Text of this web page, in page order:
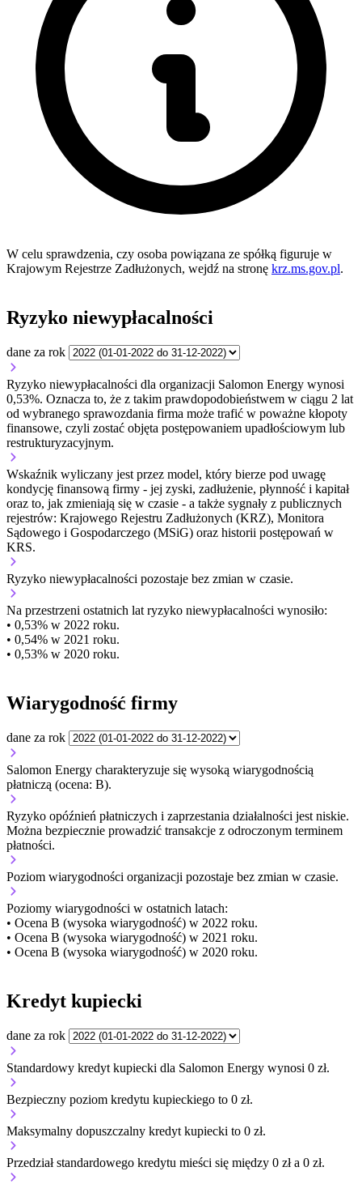
W celu sprawdzenia, czy osoba powiązana ze spółką figuruje w
Krajowym Rejestrze Zadłużonych, wejdź na stronę krz.ms.gov.pl.
Ryzyko niewypłacalności
dane za rok
Ryzyko niewypłacalności dla organizacji Salomon Energy wynosi
0,53%. Oznacza to, że z takim prawdopodobieństwem w ciągu 2 lat
od wybranego sprawozdania firma może trafić w poważne kłopoty
finansowe, czyli zostać objęta postępowaniem upadłościowym lub
restrukturyzacyjnym.
Wskaźnik wyliczany jest przez model, który bierze pod uwagę
kondycję finansową firmy - jej zyski, zadłużenie, płynność i kapitał
oraz to, jak zmieniają się w czasie - a także sygnały z publicznych
rejestrów: Krajowego Rejestru Zadłużonych (KRZ), Monitora
Sądowego i Gospodarczego (MSiG) oraz historii postępowań w
KRS.
Ryzyko niewypłacalności pozostaje bez zmian w czasie.
Na przestrzeni ostatnich lat ryzyko niewypłacalności wynosiło:
• 0,53% w 2022 roku.
• 0,54% w 2021 roku.
• 0,53% w 2020 roku.
Wiarygodność firmy
dane za rok
Salomon Energy charakteryzuje się wysoką wiarygodnością
płatniczą (ocena: B).
Ryzyko opóźnień płatniczych i zaprzestania działalności jest niskie.
Można bezpiecznie prowadzić transakcje z odroczonym terminem
płatności.
Poziom wiarygodności organizacji pozostaje bez zmian w czasie.
Poziomy wiarygodności w ostatnich latach:
• Ocena B (wysoka wiarygodność) w 2022 roku.
• Ocena B (wysoka wiarygodność) w 2021 roku.
• Ocena B (wysoka wiarygodność) w 2020 roku.
Kredyt kupiecki
dane za rok
Standardowy kredyt kupiecki dla Salomon Energy wynosi 0 zł.
Bezpieczny poziom kredytu kupieckiego to 0 zł.
Maksymalny dopuszczalny kredyt kupiecki to 0 zł.
Przedział standardowego kredytu mieści się między 0 zł a 0 zł.